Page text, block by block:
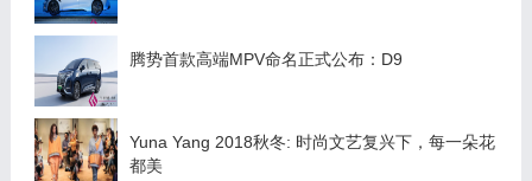
腾势首款高端MPV命名正式公布：D9
Yuna Yang 2018秋冬: 时尚文艺复兴下，每一朵花
都美